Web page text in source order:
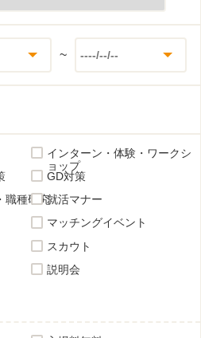
~
インターン・体験・ワークシ
ョップ
GD対策
職種研究就活マナー
マッチングイベント
スカウト
説明会